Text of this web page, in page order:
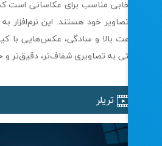
مناسب برای عکاسانی است که به
خود هستند. این نرم‌افزار به
بالا و سادگی، عکس‌هایی با کیفیت بالا
به تصاویری شفاف‌تر، دقیق‌تر و